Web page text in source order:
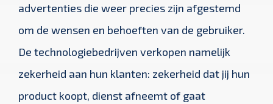
advertenties die weer precies zijn afgestemd
om de wensen en behoeften van de gebruiker.
De technologiebedrijven verkopen namelijk
zekerheid aan hun klanten: zekerheid dat jij hun
product koopt, dienst afneemt of gaat